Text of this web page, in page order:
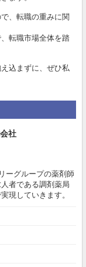
、転職の重みに関
転職市場全体を踏
込まずに、ぜひ私
社
ーグループの薬剤師
者である調剤薬局
現していきます。